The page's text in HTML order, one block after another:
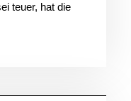
teuer, hat die